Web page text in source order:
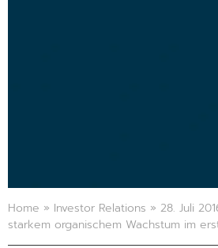
Home » Investor Relations » 28. Juli
starkem organischem Wachstum im